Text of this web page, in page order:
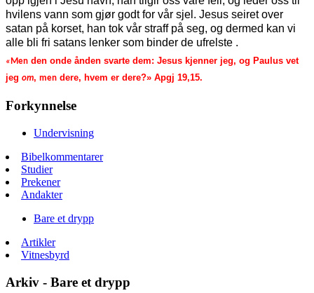
hvilens vann som gjør godt for vår sjel. Jesus seiret over
satan på korset, han tok vår straff på seg, og dermed kan vi
alle bli fri satans lenker som binder de ufrelste .
« Men den onde ånden svarte dem: Jesus kjenner jeg, og Paulus vet
jeg om, men dere, hvem er dere?» Apgj 19,15.
Forkynnelse
Undervisning
Bibelkommentarer
Studier
Prekener
Andakter
Bare et drypp
Artikler
Vitnesbyrd
Arkiv - Bare et drypp